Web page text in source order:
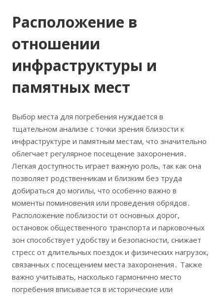
Расположение в
отношении
инфраструктуры и
памятных мест
Выбор места для погребения нуждается в
тщательном анализе с точки зрения близости к
инфраструктуре и памятным местам‚ что значительно
облегчает регулярное посещение захоронения․
Легкая доступность играет важную роль‚ так как она
позволяет родственникам и близким без труда
добираться до могилы‚ что особенно важно в
моменты поминовения или проведения обрядов․
Расположение поблизости от основных дорог‚
остановок общественного транспорта и парковочных
зон способствует удобству и безопасности‚ снижает
стресс от длительных поездок и физических нагрузок‚
связанных с посещением места захоронения․ Также
важно учитывать‚ насколько гармонично место
погребения вписывается в исторические или